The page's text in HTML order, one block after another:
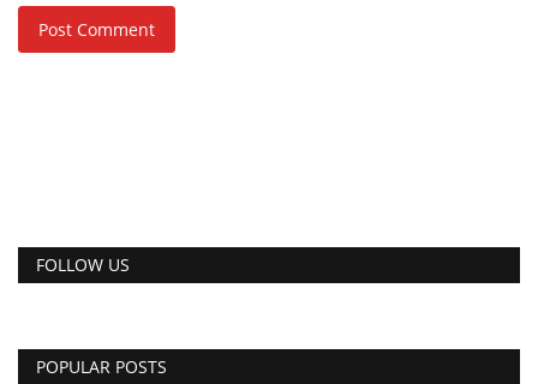
Post Comment
FOLLOW US
POPULAR POSTS